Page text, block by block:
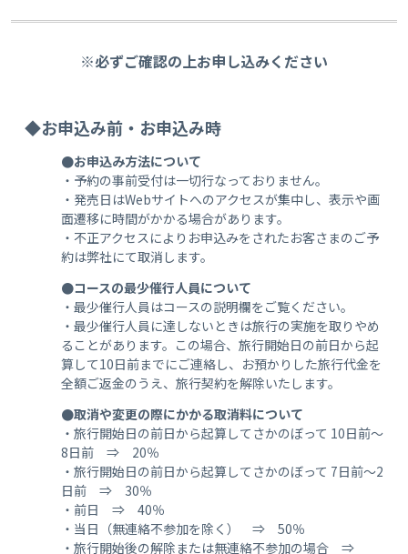
※必ずご確認の上お申し込みください
◆お申込み前・お申込み時
●お申込み方法について
・予約の事前受付は一切行なっておりません。
・発売日はWebサイトへのアクセスが集中し、表示や画
面遷移に時間がかかる場合があります。
・不正アクセスによりお申込みをされたお客さまのご予
約は弊社にて取消します。
●コースの最少催行人員について
・最少催行人員はコースの説明欄をご覧ください。
・最少催行人員に達しないときは旅行の実施を取りやめ
ることがあります。この場合、旅行開始日の前日から起
算して10日前までにご連絡し、お預かりした旅行代金を
全額ご返金のうえ、旅行契約を解除いたします。
●取消や変更の際にかかる取消料について
・旅行開始日の前日から起算してさかのぼって 10日前～
8日前 ⇒ 20％
・旅行開始日の前日から起算してさかのぼって 7日前～2
日前 ⇒ 30％
・前日 ⇒ 40％
・当日（無連絡不参加を除く） ⇒ 50％
・旅行開始後の解除または無連絡不参加の場合 ⇒